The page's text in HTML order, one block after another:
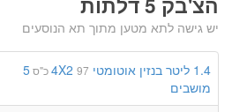
יש גישה לתא מטען מתוך תא הנוסעים
1.4 ליטר בנזין אוטומטי 4X2 97 כ"ס
5
מושבים